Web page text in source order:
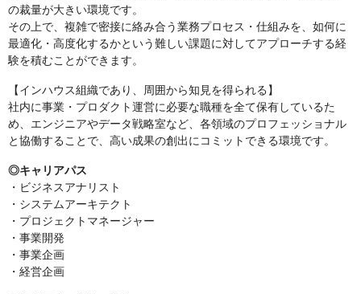
の裁量が大きい環境です。
その上で、複雑で密接に絡み合う業務プロセス・仕組みを、如何に
最適化・高度化するかという難しい課題に対してアプローチする経
験を積むことができます。
【インハウス組織であり、周囲から知見を得られる】
社内に事業・プロダクト運営に必要な職種を全て保有しているた
め、エンジニアやデータ戦略室など、各領域のプロフェッショナル
と協働することで、高い成果の創出にコミットできる環境です。
◎キャリアパス
・ビジネスアナリスト
・システムアーキテクト
・プロジェクトマネージャー
・事業開発
・事業企画
・経営企画